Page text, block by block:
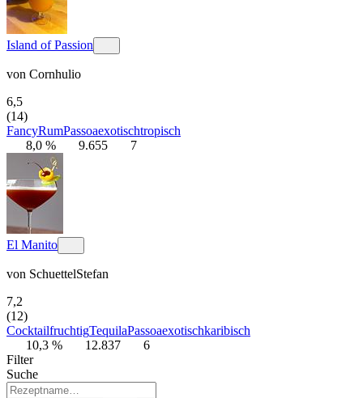
Island of Passion
von Cornhulio
6,5
(14)
FancyRumPassoaexotischtropisch
8,0 %
9.655 7
El Manito
von SchuettelStefan
7,2
(12)
CocktailfruchtigTequilaPassoaexotischkaribisch
10,3 %
12.837
6
Filter
Suche